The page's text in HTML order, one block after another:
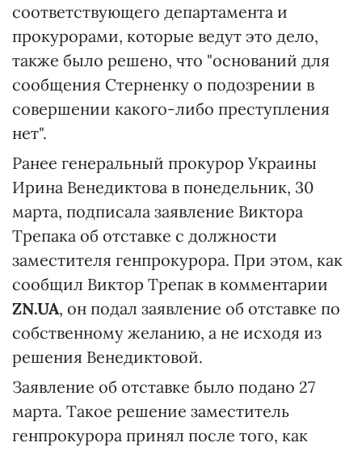
соответствующего департамента и
прокурорами, которые ведут это дело,
также было решено, что "оснований для
сообщения Стерненку о подозрении в
совершении какого-либо преступления
нет".
Ранее генеральный прокурор Украины
Ирина Венедиктова в понедельник, 30
марта, подписала заявление Виктора
Трепака об отставке с должности
заместителя генпрокурора. При этом, как
сообщил Виктор Трепак в комментарии
ZN.UA, он подал заявление об отставке по
собственному желанию, а не исходя из
решения Венедиктовой.
Заявление об отставке было подано 27
марта. Такое решение заместитель
генпрокурора принял после того, как